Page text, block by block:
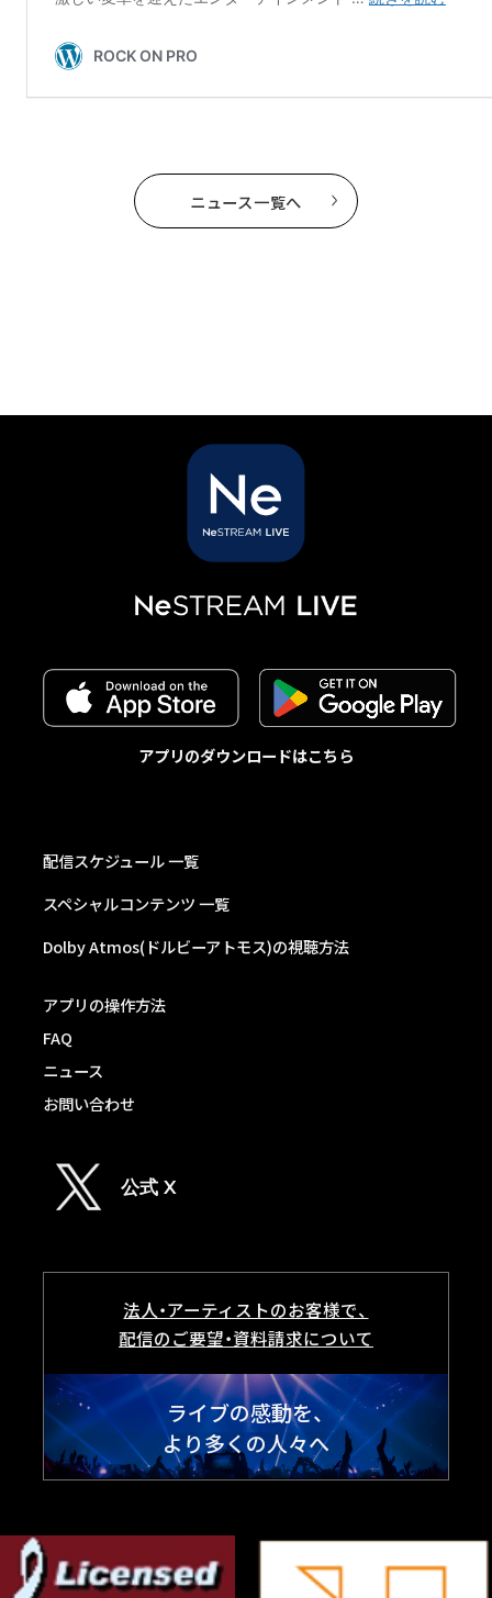
ニュース一覧へ
アプリのダウンロードはこちら
配信スケジュール 一覧
スペシャルコンテンツ 一覧
Dolby Atmos(ドルビーアトモス)の視聴方法
アプリの操作方法
FAQ
ニュース
お問い合わせ
公式 X
法人・アーティストのお客様で、
配信のご要望・資料請求について
ライブの感動を、
より多くの人々へ